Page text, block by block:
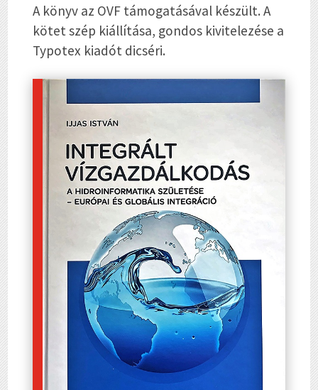
A könyv az OVF támogatásával készült. A
kötet szép kiállítása, gondos kivitelezése a
Typotex kiadót dicséri.